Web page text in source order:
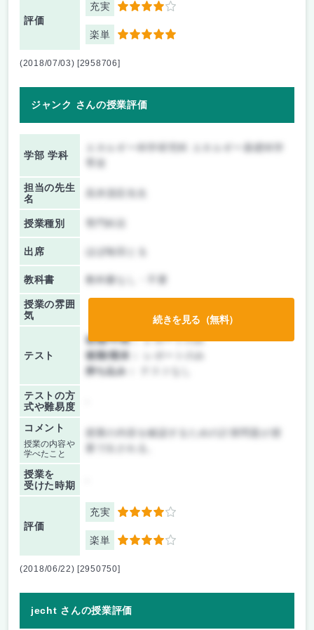
評価
充実 4
楽単 5
(2018/07/03) [2958706]
ジャンク さんの授業評価
学部 学科
担当の先生
名
授業種別
出席 ほぼ毎回とる
教科書 教科書なし・不要
授業の雰囲
気
テスト
前期/中間：レポートのみ
後期/期末：
持ち込み：
テストの方
式や難易度
コメント
授業の内容や
学べたこと
授業の内容を確認するための計算問題が授
授業を
受けた時期
評価
充実 4
楽単 4
続きを見る（無料）
(2018/06/22) [2950750]
jecht さんの授業評価